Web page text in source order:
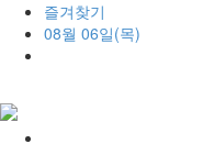
즐겨찾기
08월 06일(목)